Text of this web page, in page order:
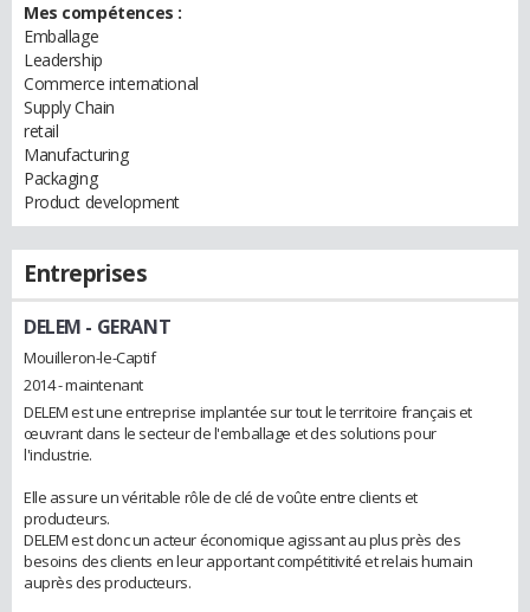
Mes compétences :
Emballage
Leadership
Commerce international
Supply Chain
retail
Manufacturing
Packaging
Product development
Entreprises
DELEM - GERANT
Mouilleron-le-Captif
2014 - maintenant
DELEM est une entreprise implantée sur tout le territoire français et
œuvrant dans le secteur de l'emballage et des solutions pour
l'industrie.
Elle assure un véritable rôle de clé de voûte entre clients et
producteurs.
DELEM est donc un acteur économique agissant au plus près des
besoins des clients en leur apportant compétitivité et relais humain
auprès des producteurs.